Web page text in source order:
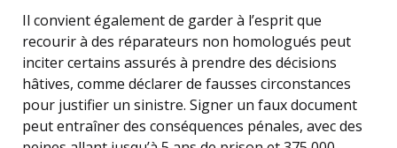
Il convient également de garder à l’esprit que
recourir à des réparateurs non homologués peut
inciter certains assurés à prendre des décisions
hâtives, comme déclarer de fausses circonstances
pour justifier un sinistre. Signer un faux document
peut entraîner des conséquences pénales, avec des